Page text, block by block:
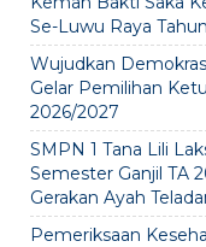
Se-Luwu Raya
Wujudkan
Gelar Pemilihan
2026/2027
SMPN 1 Tana Lili
Semester Ganjil TA
Gerakan Ayah
Pemeriksaan